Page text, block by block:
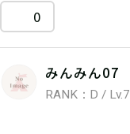
0
みんみん07
RANK：D /